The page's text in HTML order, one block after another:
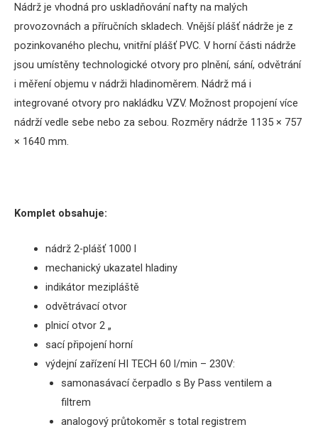
Nádrž je vhodná pro uskladňování nafty na malých
provozovnách a příručních skladech. Vnější plášť nádrže je z
pozinkovaného plechu, vnitřní plášť PVC. V horní části nádrže
jsou umístěny technologické otvory pro plnění, sání, odvětrání
i měření objemu v nádrži hladinoměrem. Nádrž má i
integrované otvory pro nakládku VZV. Možnost propojení více
nádrží vedle sebe nebo za sebou. Rozměry nádrže 1135 × 757
× 1640 mm.
Komplet obsahuje:
nádrž 2-plášť 1000 l
mechanický ukazatel hladiny
indikátor mezipláště
odvětrávací otvor
plnicí otvor 2 „
sací připojení horní
výdejní zařízeníHI TECH 60 l/min – 230V:
samonasávací čerpadlo s By Pass ventilem a
filtrem
analogový průtokoměr s total registrem